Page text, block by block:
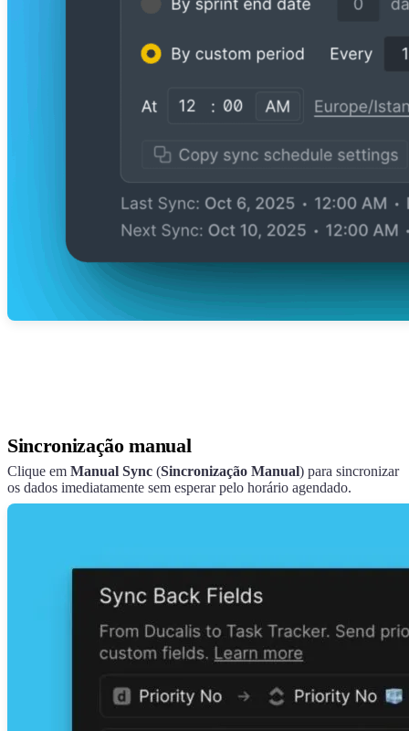
Sincronização manual
Clique em Manual Sync (Sincronização Manual) para sincronizar
os dados imediatamente sem esperar pelo horário agendado.